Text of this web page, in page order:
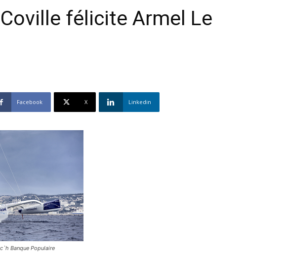
félicite Armel Le
Facebook X Linkedin
Banque Populaire